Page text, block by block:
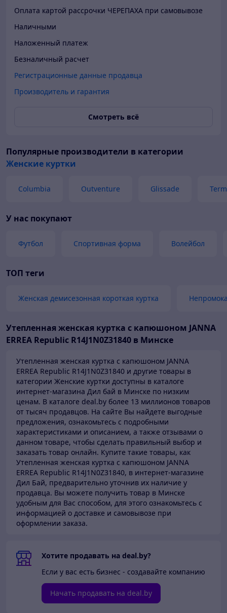
Оплата картой рассрочки ЧЕРЕПАХА при самовывозе
Наличными
Наложенный платеж
Безналичный расчет
Регистрационные данные продавца
Производитель и гарантия
Смотреть всё
Популярные производители в категории
Женские куртки
Columbia Outventure Glissade
У нас покупают
Футбол Спортивная форма Волейбол
ТОП теги
Женская демисезонная короткая куртка
Утепленная женская куртка с капюшоном JANNA
ERREA Republic R14J1N0Z31840 в Минске
Утепленная женская куртка с капюшоном JANNA
ERREA Republic R14J1N0Z31840 и другие товары в
категории Женские куртки доступны в каталоге
интернет-магазина Дил бай в Минске по низким
ценам. В каталоге deal.by более 13 миллионов товаров
от тысяч продавцов. На сайте Вы найдете выгодные
предложения, ознакомьтесь с подробными
характеристиками и описанием, а также отзывами о
данном товаре, чтобы сделать правильный выбор и
заказать товар онлайн. Купите такие товары, как
Утепленная женская куртка с капюшоном JANNA
ERREA Republic R14J1N0Z31840, в интернет-магазине
Дил Бай, предварительно уточнив их наличие у
продавца. Вы можете получить товар в Минске
удобным для Вас способом, для этого ознакомьтесь с
информацией о доставке и самовывозе при
оформлении заказа.
Хотите продавать на deal.by?
Если у вас есть бизнес - создавайте компанию
Начать продавать на deal.by